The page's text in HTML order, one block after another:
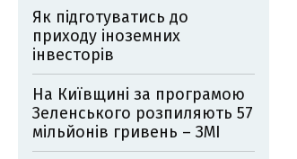
Як підготуватись до
приходу іноземних
інвесторів
На Київщині за програмою
Зеленського розпиляють 57
мільйонів гривень – ЗМІ